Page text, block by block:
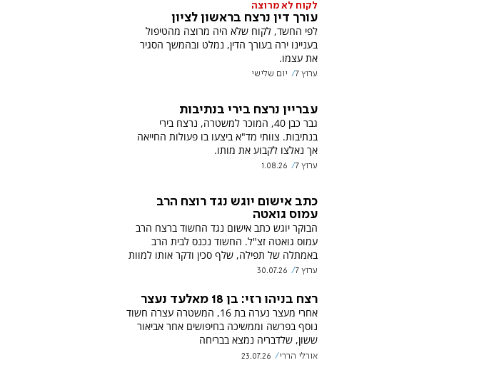
לקוח לא מרוצה
עורך דין נרצח בראשון לציון
לפי החשד, לקוח שלא היה מרוצה מהטיפול
בעניינו ירה בעורך הדין, נמלט ובהמשך הסגיר
את עצמו.
ערוץ 7 יום שלישי
עבריין נרצח בירי בנתיבות
גבר כבן 40, המוכר למשטרה, נרצח בירי
בנתיבות. צוותי מד"א ביצעו בו פעולות החייאה
אך נאלצו לקבוע את מותו.
ערוץ 7 1.08.26
כתב אישום יוגש נגד רוצח הרב
עמוס גואטה
הבוקר יוגש כתב אישום נגד החשוד ברצח הרב
עמוס גואטה זצ"ל. החשוד נכנס לבית הרב
באמתלה של תפילה, שלף סכין ודקר אותו למוות
ערוץ 7 30.07.26
רצח בניהו רזי: בן 18 מאלעד נעצר
אחרי מעצר נערה בת 16, המשטרה עצרה חשוד
נוסף בפרשה וממשיכה בחיפושים אחר אביאור
ששון, שלדבריה נמצא בבריחה
אורלי הררי 23.07.26